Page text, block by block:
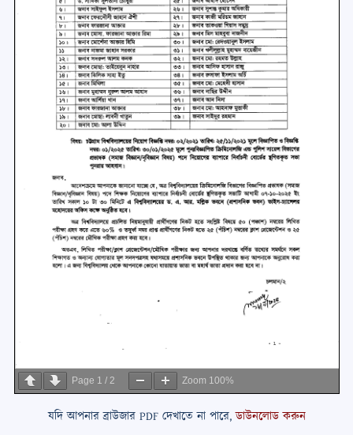
Page 1 / 2 Zoom 100%
যদি আপনার ব্রাউজার PDF দেখাতে না পারে,ডাউনলোড করুন